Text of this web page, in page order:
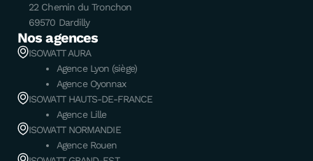
22 Chemin du Tronchon
69570 Dardilly
Nos agences
ISOWATT AURA
Agence Lyon (siège)
Agence Oyonnax
ISOWATT HAUTS-DE-FRANCE
Agence Lille
ISOWATT NORMANDIE
Agence Rouen